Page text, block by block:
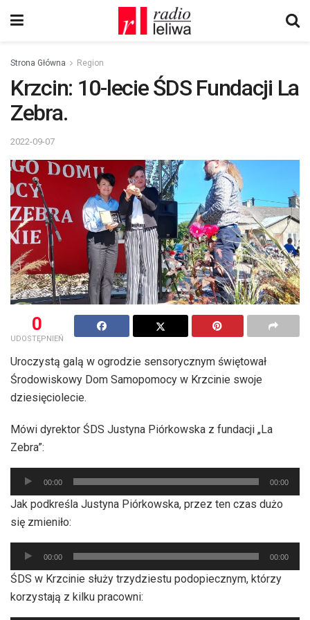
Strona Główna Region
Krzcin: 10-lecie ŚDS Fundacji La
Zebra.
2022-09-07
0
UDOSTĘPNIEŃ
Uroczystą galą w ogrodzie sensorycznym świętował
Środowiskowy Dom Samopomocy w Krzcinie swoje
dziesięciolecie.
Mówi dyrektor ŚDS Justyna Piórkowska z fundacji „La
Zebra”:
Odtwarzacz
plików
dźwiękowych
00:00 00:00
Jak podkreśla Justyna Piórkowska, przez ten czas dużo
się zmieniło:
Odtwarzacz
plików
dźwiękowych
00:00 00:00
ŚDS w Krzcinie służy trzydziestu podopiecznym, którzy
korzystają z kilku pracowni: